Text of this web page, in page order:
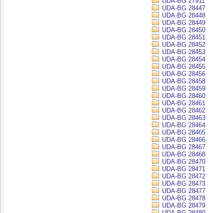
UDA-BG 28447
UDA-BG 28448
UDA-BG 28449
UDA-BG 28450
UDA-BG 28451
UDA-BG 28452
UDA-BG 28453
UDA-BG 28454
UDA-BG 28455
UDA-BG 28456
UDA-BG 28458
UDA-BG 28459
UDA-BG 28460
UDA-BG 28461
UDA-BG 28462
UDA-BG 28463
UDA-BG 28464
UDA-BG 28465
UDA-BG 28466
UDA-BG 28467
UDA-BG 28468
UDA-BG 28470
UDA-BG 28471
UDA-BG 28472
UDA-BG 28473
UDA-BG 28477
UDA-BG 28478
UDA-BG 28479